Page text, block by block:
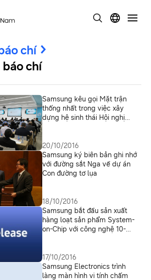
chí
chí
Samsung kêu gọi Mặt trận
thống nhất trong việc xây
dựng hệ sinh thái Hội nghị
20/10/2016
Samsung ký biên bản ghi nhớ
với đường sắt Nga về dự án
Con đường tơ lụa
18/10/2016
Samsung bắt đầu sản xuất
hàng loạt sản phẩm System-
on-Chip với công nghệ 10-
17/10/2016
Samsung Electronics trình
làng màn hình vi tính chấm